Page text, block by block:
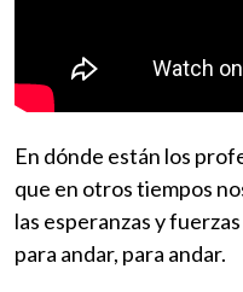
En dónde están los
que en otros tiempos
las esperanzas y fuerzas
para andar, para andar.